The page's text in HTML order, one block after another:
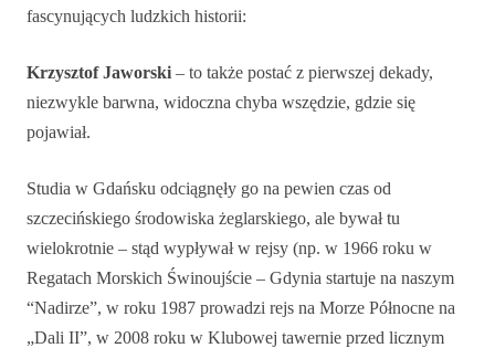
fascynujących ludzkich historii:
Krzysztof Jaworski – to także postać z pierwszej dekady,
niezwykle barwna, widoczna chyba wszędzie, gdzie się
pojawiał.
Studia w Gdańsku odciągnęły go na pewien czas od
szczecińskiego środowiska żeglarskiego, ale bywał tu
wielokrotnie – stąd wypływał w rejsy (np. w 1966 roku w
Regatach Morskich Świnoujście – Gdynia startuje na naszym
“Nadirze”, w roku 1987 prowadzi rejs na Morze Północne na
„Dali II”, w 2008 roku w Klubowej tawernie przed licznym